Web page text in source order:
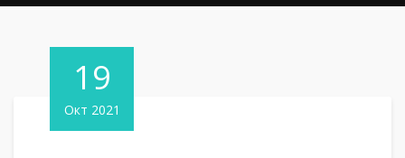
19
Окт 2021